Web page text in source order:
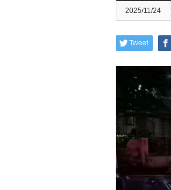
2025/11/24
Tweet